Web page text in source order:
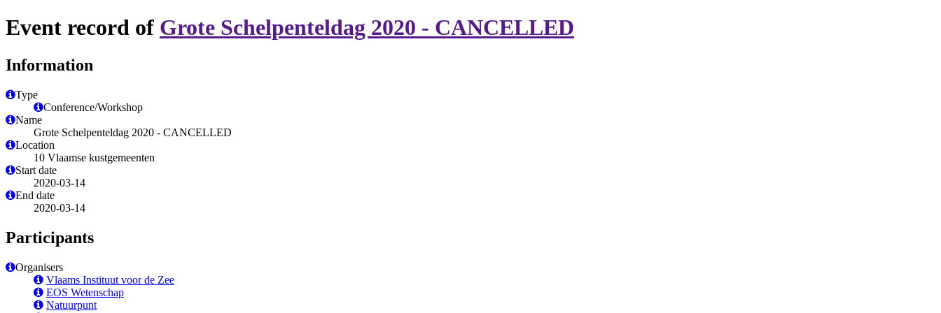
Event record of Grote Schelpenteldag 2020 - CANCELLED
Information
Type
Conference/Workshop
Name
Grote Schelpenteldag 2020 - CANCELLED
Location
10 Vlaamse kustgemeenten
Start date
2020-03-14
End date
2020-03-14
Participants
Organisers
Vlaams Instituut voor de Zee
EOS Wetenschap
Natuurpunt